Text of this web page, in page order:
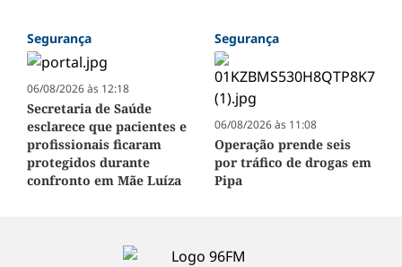
Segurança
06/08/2026 às 12:18
Secretaria de Saúde
esclarece que pacientes e
profissionais ficaram
protegidos durante
confronto em Mãe Luíza
Segurança
06/08/2026 às 11:08
Operação prende seis
por tráfico de drogas em
Pipa